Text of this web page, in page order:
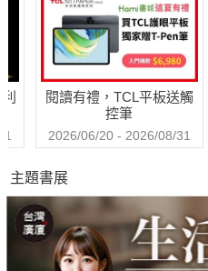
閱讀有禮，TCL平板送觸
控筆
2026/06/20 - 2026/08/31
主題書展